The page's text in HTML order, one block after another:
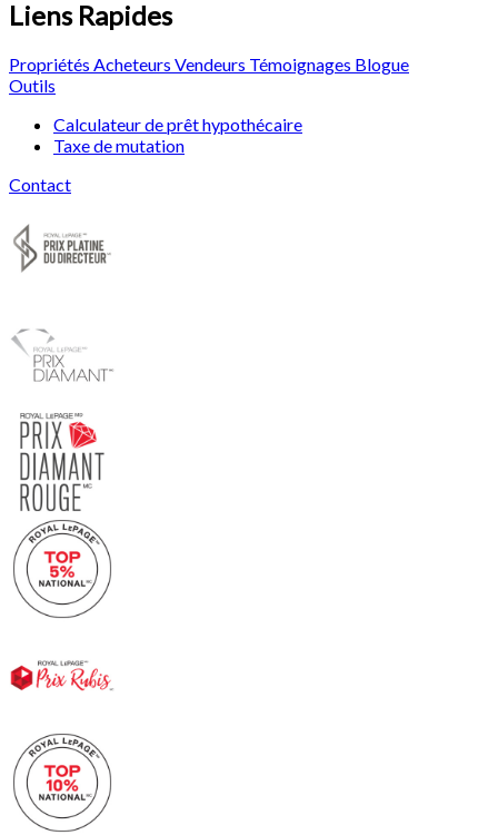
Liens Rapides
Propriétés Acheteurs Vendeurs Témoignages Blogue
Outils
Calculateur de prêt hypothécaire
Taxe de mutation
Contact